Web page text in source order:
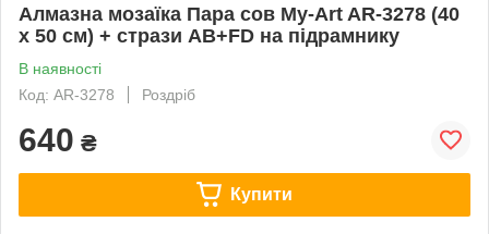
Алмазна мозаїка Пара сов My-Art AR-3278 (40
x 50 см) + стрази AB+FD на підрамнику
В наявності
Код: AR-3278
Роздріб
640 ₴
Купити